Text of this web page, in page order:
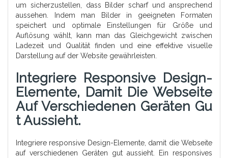
um sicherzustellen, dass Bilder scharf und ansprechend
aussehen. Indem man Bilder in geeigneten Formaten
speichert und optimale Einstellungen für Größe und
Auflösung wählt, kann man das Gleichgewicht zwischen
Ladezeit und Qualität finden und eine effektive visuelle
Darstellung auf der Website gewährleisten.
Integriere Responsive Design-
Elemente, Damit Die Webseite
Auf Verschiedenen Geräten Gu
T Aussieht.
Integriere responsive Design-Elemente, damit die Webseite
auf verschiedenen Geräten gut aussieht. Ein responsives